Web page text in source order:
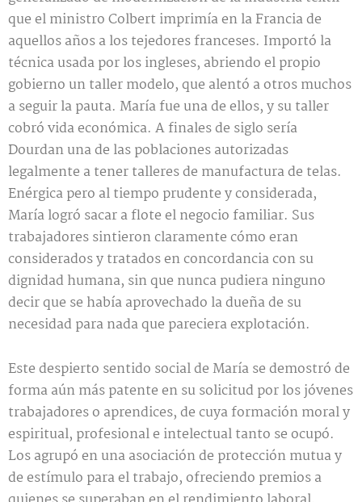
que el ministro Colbert imprimía en la Francia de
aquellos años a los tejedores franceses. Importó la
técnica usada por los ingleses, abriendo el propio
gobierno un taller modelo, que alentó a otros muchos
a seguir la pauta. María fue una de ellos, y su taller
cobró vida económica. A finales de siglo sería
Dourdan una de las poblaciones autorizadas
legalmente a tener talleres de manufactura de telas.
Enérgica pero al tiempo prudente y considerada,
María logró sacar a flote el negocio familiar. Sus
trabajadores sintieron claramente cómo eran
considerados y tratados en concordancia con su
dignidad humana, sin que nunca pudiera ninguno
decir que se había aprovechado la dueña de su
necesidad para nada que pareciera explotación.
Este despierto sentido social de María se demostró de
forma aún más patente en su solicitud por los jóvenes
trabajadores o aprendices, de cuya formación moral y
espiritual, profesional e intelectual tanto se ocupó.
Los agrupó en una asociación de protección mutua y
de estímulo para el trabajo, ofreciendo premios a